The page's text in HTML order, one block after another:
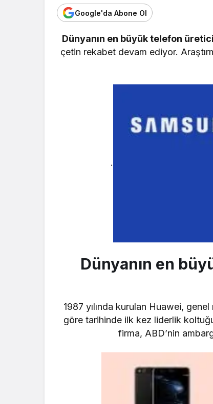
Google'da Abone Ol
Dünyanın en büyük telefon
çetin rekabet devam ediyor.
.
Dünyanın en
1987 yılında kurulan Huawei,
göre tarihinde ilk kez liderlik
firma, ABD’nin